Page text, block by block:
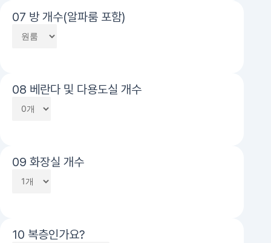
07 방 개수(알파룸 포함)
08 베란다 및 다용도실 개수
09 화장실 개수
10 복층인가요?